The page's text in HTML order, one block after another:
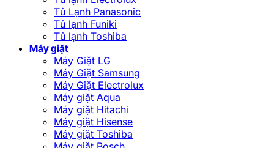
Tủ Lạnh Panasonic
Tủ lạnh Funiki
Tủ lạnh Toshiba
Máy giặt
Máy Giặt LG
Máy Giặt Samsung
Máy Giặt Electrolux
Máy giặt Aqua
Máy giặt Hitachi
Máy giặt Hisense
Máy giặt Toshiba